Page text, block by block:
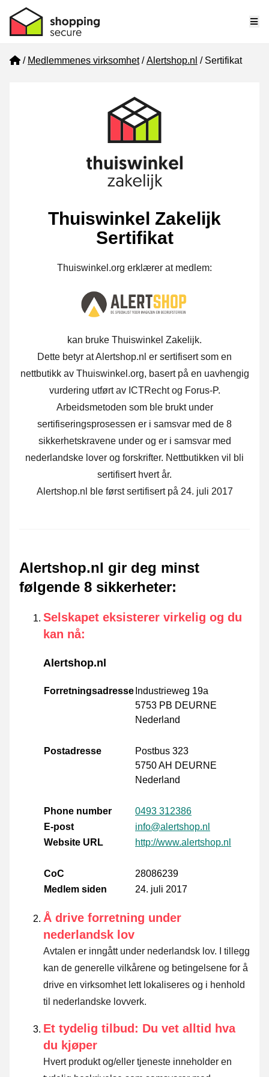
Home
Medlemmenes virksomhet Alertshop.nl Sertifikat
Thuiswinkel Zakelijk
Sertifikat
Thuiswinkel.org erklærer at medlem:
kan bruke Thuiswinkel Zakelijk.
Dette betyr at Alertshop.nl er sertifisert som en
nettbutikk av Thuiswinkel.org, basert på en uavhengig
vurdering utført av ICTRecht og Forus-P.
Arbeidsmetoden som ble brukt under
sertifiseringsprosessen er i samsvar med de 8
sikkerhetskravene under og er i samsvar med
nederlandske lover og forskrifter. Nettbutikken vil bli
sertifisert hvert år.
Alertshop.nl ble først sertifisert på 24. juli 2017
Alertshop.nl gir deg minst
følgende 8 sikkerheter:
Selskapet eksisterer virkelig og du
kan nå:
Alertshop.nl
Forretningsadresse Industrieweg 19a
5753 PB DEURNE
Nederland
Postadresse
Postbus 323
5750 AH DEURNE
Nederland
Phone number
0493 312386
E-post
info@alertshop.nl
Website URL
http://www.alertshop.nl
CoC
28086239
Medlem siden
24. juli 2017
Å drive forretning under
nederlandsk lov
Avtalen er inngått under nederlandsk lov. I tillegg
kan de generelle vilkårene og betingelsene for å
drive en virksomhet lett lokaliseres og i henhold
til nederlandske lovverk.
Et tydelig tilbud: Du vet alltid hva
du kjøper
Hvert produkt og/eller tjeneste inneholder en